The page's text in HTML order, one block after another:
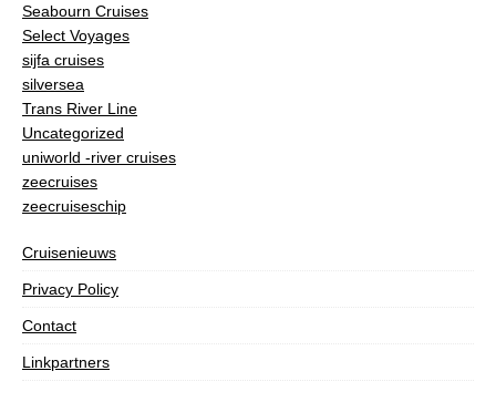
Seabourn Cruises
Select Voyages
sijfa cruises
silversea
Trans River Line
Uncategorized
uniworld -river cruises
zeecruises
zeecruiseschip
Cruisenieuws
Privacy Policy
Contact
Linkpartners